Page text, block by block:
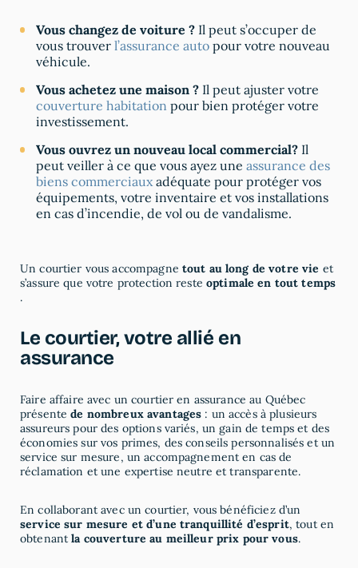
Vous changez de voiture ? Il peut s’occuper de
vous trouver l’assurance auto pour votre nouveau
véhicule.
Vous achetez une maison ? Il peut ajuster votre
couverture habitation pour bien protéger votre
investissement.
Vous ouvrez un nouveau local commercial? Il
peut veiller à ce que vous ayez une assurance des
biens commerciaux adéquate pour protéger vos
équipements, votre inventaire et vos installations
en cas d’incendie, de vol ou de vandalisme.
Un courtier vous accompagne tout au long de votre vie et
s’assure que votre protection resteoptimale en tout temps
.
Le courtier, votre allié en
assurance
Faire affaire avec un courtier en assurance au Québec
présentede nombreux avantages : un accès à plusieurs
assureurs pour des options variés, un gain de temps et des
économies sur vos primes, des conseils personnalisés et un
service sur mesure, un accompagnement en cas de
réclamation et une expertise neutre et transparente.
En collaborant avec un courtier, vous bénéficiez d’un
service sur mesure et d’une tranquillité d’esprit, tout en
obtenantla couverture au meilleur prix pour vous.